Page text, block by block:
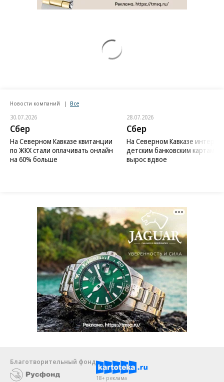
Новости компаний Все
30.07.2026
Сбер
На Северном Кавказе квитанции
по ЖКХ стали оплачивать онлайн
на 60% больше
28.07.2026
Сбер
На Северном Кавказе интерес
детским банковским картам
вырос вдвое
Благотворительный фонд
18+ реклама